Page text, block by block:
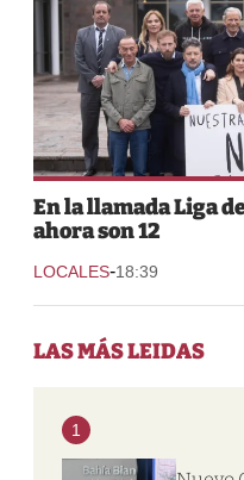
En la llamada Liga
ahora son 12
LOCALES-18:39
LAS MÁS LEIDAS
1